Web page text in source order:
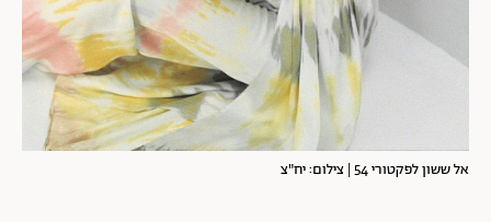
אל ששון לפקטורי 54 | צילום: יח"צ